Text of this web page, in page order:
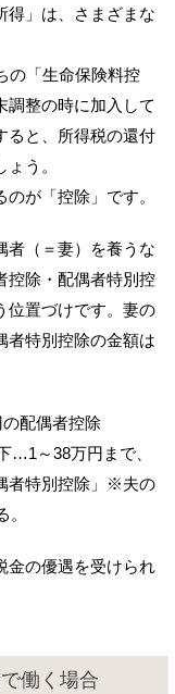
得」は、さまざまな
の「生命保険料控
調整の時に加入して
ると、所得税の還付
う。
が「控除」です。
者（＝妻）を養うな
控除・配偶者特別控
位置づけです。妻の
者特別控除の金額は
配偶者控除
…1～38万円まで、
者特別控除」※夫の
金の優遇を受けられ
働く場合